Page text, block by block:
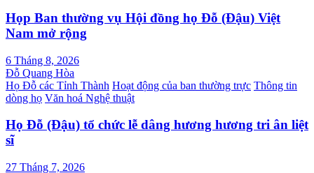
Họp Ban thường vụ Hội đồng họ Đỗ (Đậu) Việt
Nam mở rộng
6 Tháng 8, 2026
Đỗ Quang Hòa
Họ Đỗ các Tỉnh Thành Hoạt động của ban thường trực Thông tin
dòng họ Văn hoá Nghệ thuật
Họ Đỗ (Đậu) tổ chức lễ dâng hương hương tri ân liệt
sĩ
27 Tháng 7, 2026